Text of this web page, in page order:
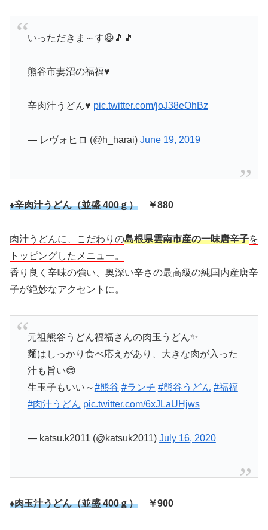
いっただきま～す😆🎵🎵
熊谷市妻沼の福福♥️
辛肉汁うどん♥️ pic.twitter.com/joJ38eOhBz
— レヴォヒロ (@h_harai) June 19, 2019
♦辛肉汁うどん（並盛 400ｇ） ￥880
肉汁うどんに、こだわりの島根県雲南市産の一味唐辛子を
トッピングしたメニュー。
香り良く辛味の強い、奥深い辛さの最高級の純国内産唐辛
子が絶妙なアクセントに。
元祖熊谷うどん福福さんの肉玉うどん✨
麺はしっかり食べ応えがあり、大きな肉が入った
汁も旨い😊
生玉子もいい～#熊谷 #ランチ #熊谷うどん #福福
#肉汁うどん pic.twitter.com/6xJLaUHjws
— katsu.k2011 (@katsuk2011) July 16, 2020
♦肉玉汁うどん（並盛 400ｇ） ￥900